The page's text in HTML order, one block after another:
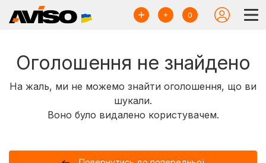
0
Оголошення не знайдено
На жаль, ми не можемо знайти оголошення, що ви
шукали.
Воно було видалено користувачем.